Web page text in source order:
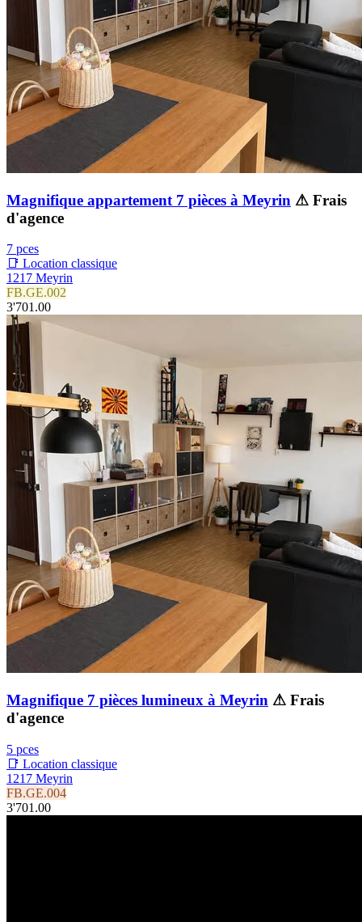
Magnifique appartement 7 pièces à Meyrin ⚠ Frais
d'agence
7 pces
📑 Location classique
1217 Meyrin
FB.GE.002
3'701.00
Magnifique 7 pièces lumineux à Meyrin ⚠ Frais
d'agence
5 pces
📑 Location classique
1217 Meyrin
FB.GE.004
3'701.00